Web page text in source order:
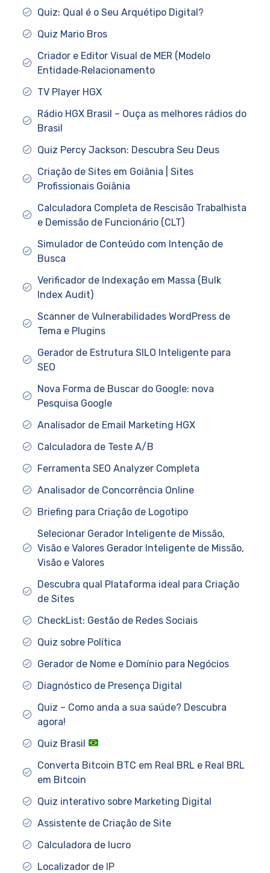
Quiz: Qual é o Seu Arquétipo Digital?
Quiz Mario Bros
Criador e Editor Visual de MER (Modelo
Entidade‑Relacionamento
TV Player HGX
Rádio HGX Brasil – Ouça as melhores rádios do
Brasil
Quiz Percy Jackson: Descubra Seu Deus
Criação de Sites em Goiânia | Sites
Profissionais Goiânia
Calculadora Completa de Rescisão Trabalhista
e Demissão de Funcionário (CLT)
Simulador de Conteúdo com Intenção de
Busca
Verificador de Indexação em Massa (Bulk
Index Audit)
Scanner de Vulnerabilidades WordPress de
Tema e Plugins
Gerador de Estrutura SILO Inteligente para
SEO
Nova Forma de Buscar do Google: nova
Pesquisa Google
Analisador de Email Marketing HGX
Calculadora de Teste A/B
Ferramenta SEO Analyzer Completa
Analisador de Concorrência Online
Briefing para Criação de Logotipo
Selecionar Gerador Inteligente de Missão,
Visão e Valores Gerador Inteligente de Missão,
Visão e Valores
Descubra qual Plataforma ideal para Criação
de Sites
CheckList: Gestão de Redes Sociais
Quiz sobre Política
Gerador de Nome e Domínio para Negócios
Diagnóstico de Presença Digital
Quiz – Como anda a sua saúde? Descubra
agora!
Quiz Brasil
Converta Bitcoin BTC em Real BRL e Real BRL
em Bitcoin
Quiz interativo sobre Marketing Digital
Assistente de Criação de Site
Calculadora de lucro
Localizador de IP